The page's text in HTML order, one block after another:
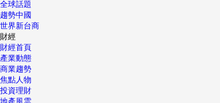
全球話題
趨勢中國
世界新台商
財經
財經首頁
產業動態
商業趨勢
焦點人物
投資理財
地產風雲